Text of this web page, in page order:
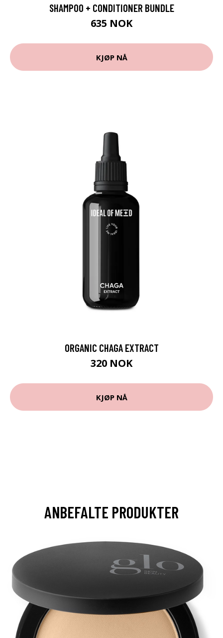
SHAMPOO + CONDITIONER BUNDLE
635 NOK
KJØP NÅ
ORGANIC CHAGA EXTRACT
320 NOK
KJØP NÅ
ANBEFALTE PRODUKTER